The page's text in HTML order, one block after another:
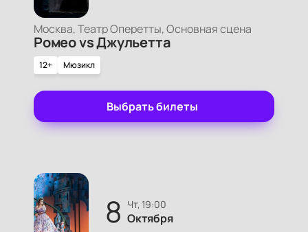
Москва, Театр Оперетты, Основная сцена
Ромео vs Джульетта
12+ Мюзикл
Выбрать билеты
8 чт, 19:00
Октября